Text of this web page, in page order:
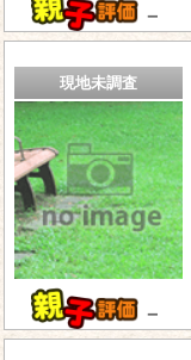
－
現地未調査
－